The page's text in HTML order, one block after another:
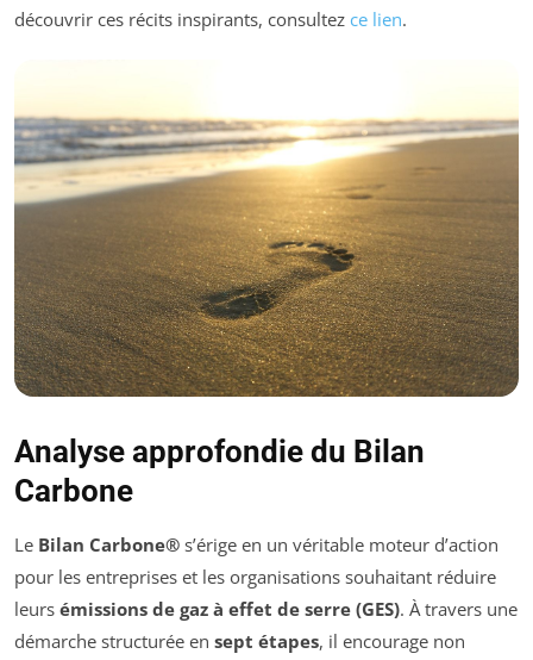
découvrir ces récits inspirants, consultez ce lien.
Analyse approfondie du Bilan
Carbone
Le Bilan Carbone® s’érige en un véritable moteur d’action
pour les entreprises et les organisations souhaitant réduire
leurs émissions de gaz à effet de serre (GES). À travers une
démarche structurée en sept étapes, il encourage non